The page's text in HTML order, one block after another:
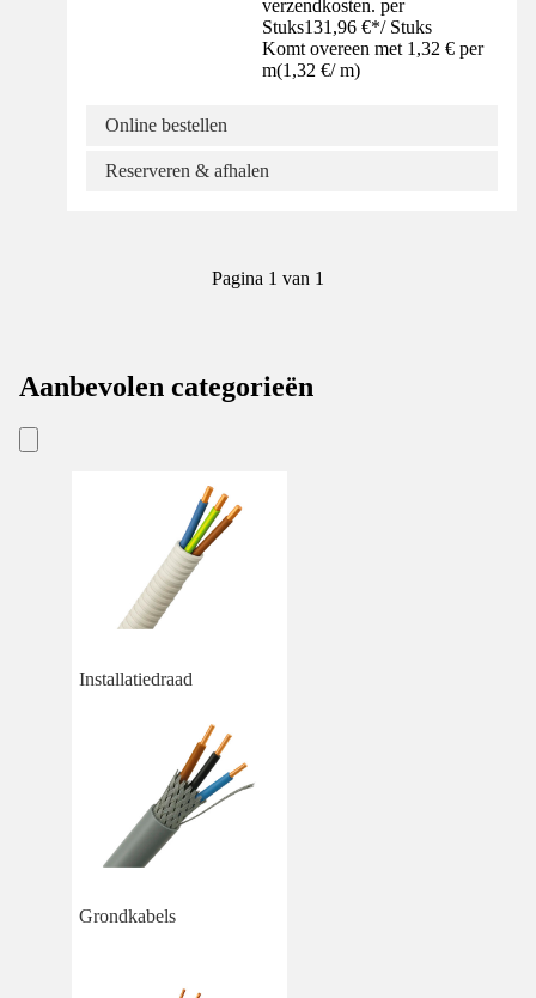
verzendkosten. per
Stuks131,96 €*/ Stuks
Komt overeen met 1,32 € per
m(1,32 €/ m)
Online bestellen
Reserveren & afhalen
Pagina 1 van 1
Aanbevolen categorieën
Installatiedraad
Grondkabels